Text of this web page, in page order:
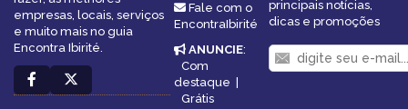
empresas, locais, serviços
e muito mais no guia
Encontra Ibirité.
Fale com o
EncontraIbirité
ANUNCIE:
Com
destaque
Grátis
principais notícias,
dicas e promoções